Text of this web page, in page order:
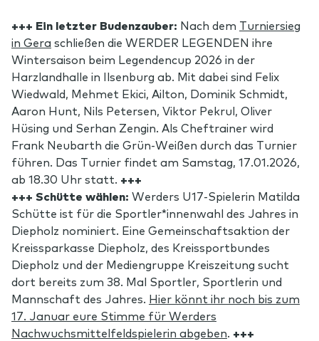
+++ Ein letzter Budenzauber: Nach dem Turniersieg
in Gera schließen die WERDER LEGENDEN ihre
Wintersaison beim Legendencup 2026 in der
Harzlandhalle in Ilsenburg ab. Mit dabei sind Felix
Wiedwald, Mehmet Ekici, Ailton, Dominik Schmidt,
Aaron Hunt, Nils Petersen, Viktor Pekrul, Oliver
Hüsing und Serhan Zengin. Als Cheftrainer wird
Frank Neubarth die Grün-Weißen durch das Turnier
führen. Das Turnier findet am Samstag, 17.01.2026,
ab 18.30 Uhr statt. +++
+++ Schütte wählen: Werders U17-Spielerin Matilda
Schütte ist für die Sportler*innenwahl des Jahres in
Diepholz nominiert. Eine Gemeinschaftsaktion der
Kreissparkasse Diepholz, des Kreissportbundes
Diepholz und der Mediengruppe Kreiszeitung sucht
dort bereits zum 38. Mal Sportler, Sportlerin und
Mannschaft des Jahres. Hier könnt ihr noch bis zum
17. Januar eure Stimme für Werders
Nachwuchsmittelfeldspielerin abgeben. +++